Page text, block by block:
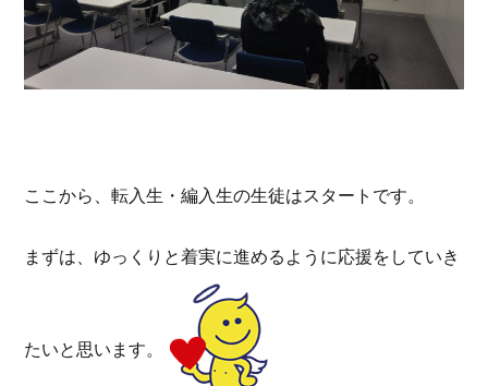
ここから、転入生・編入生の生徒はスタートです。
まずは、ゆっくりと着実に進めるように応援をしていき
たいと思います。